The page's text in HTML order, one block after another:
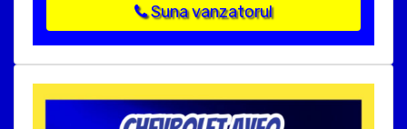
Suna vanzatorul